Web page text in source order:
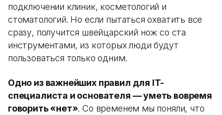
подключении клиник, косметологий и
стоматологий. Но если пытаться охватить все
сразу, получится швейцарский нож со ста
инструментами, из которых люди будут
пользоваться только одним.
Одно из важнейших правил для IT-
специалиста и основателя — уметь вовремя
говорить «нет». Со временем мы поняли, что